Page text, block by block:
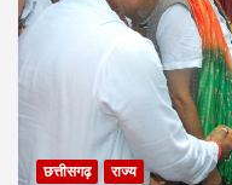
छत्तीसगढ़ राज्य